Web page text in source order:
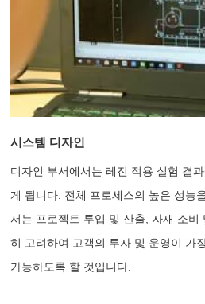
시스템 디자인
디자인 부서에서는 레진 적용 실험 결
게 됩니다. 전체 프로세스의 높은 성능
서는 프로젝트 투입 및 산출, 자재 소비
히 고려하여 고객의 투자 및 운영이 가
가능하도록 할 것입니다.